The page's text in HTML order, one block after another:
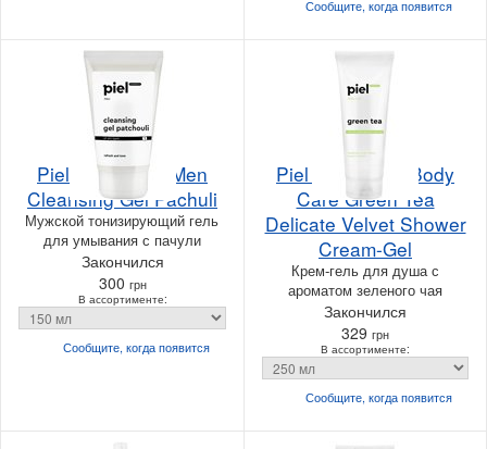
Сообщите, когдапоявится
Piel Cosmetics Men
Cleansing Gel Pachuli
Мужской тонизирующий гель
для умывания с пачули
Закончился
300 грн
В ассортименте:
Сообщите, когдапоявится
Piel Cosmetics Body
Care Green Tea
Delicate Velvet Shower
Cream-Gel
Крем-гель для душа с
ароматом зеленого чая
Закончился
329 грн
В ассортименте:
Сообщите, когдапоявится